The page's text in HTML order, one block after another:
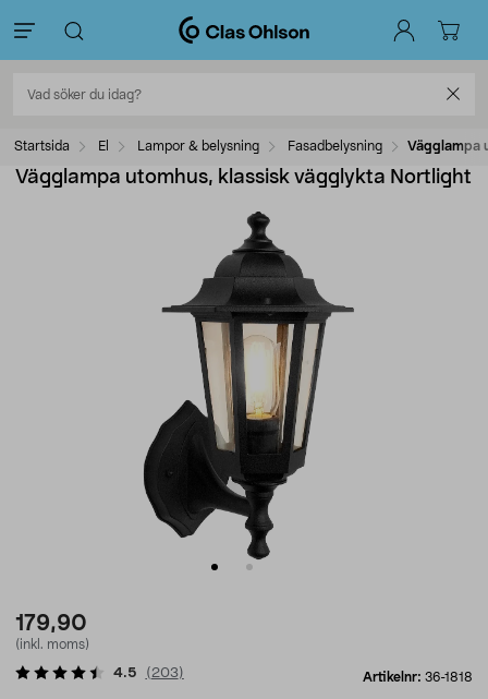
Startsida El Lampor & belysning Fasadbelysning Vägglampa
Vägglampa utomhus, klassisk vägglykta Nortlight
179,90
(inkl. moms)
Artikelnr: 36-1818
4.5 ( 203)